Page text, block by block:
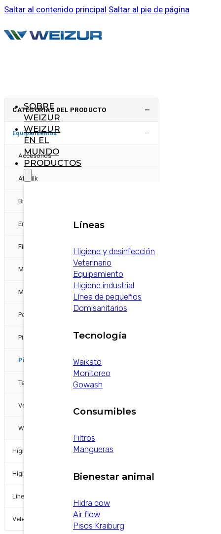
Saltar al contenido principal Saltar al pie de página
SOBRE
WEIZUR
WEIZUR
EN EL
MUNDO
PRODUCTOS
Líneas
Higiene y desinfección
Veterinario
Equipamiento
Higiene industrial
Línea de pequeños
Domisanitarios
Tecnología
Waikato
Monitoreo
Gowash
Consumibles
Filtros
Mangueras
Bienestar animal
Hidra cow
Air flow
Pisos Kraiburg
CATEGORÍAS DEL PRODUCTO —
Equipamientos −
Accesorios
Afimilk
Bienestar animal
Energias Alternativas
Filtros
Mangueras
Medición y Pulsado
Pezoneras
Pisos
Pisos / otra etiqueta sería confort animal
Tecnología
Ventiladores otra etiqueta sería confort animal
Waikato
Higiene Industrial
Higiene y Desinfección +
Línea de pequeños
Veterinarios